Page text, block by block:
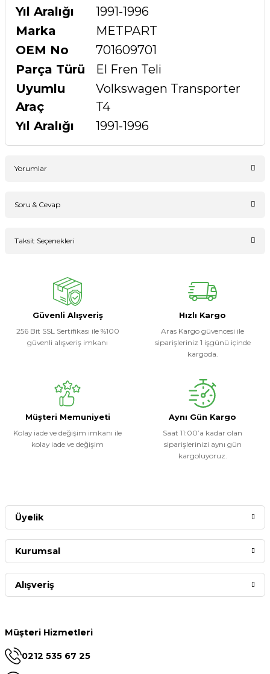
Yıl Aralığı
1991-1996
Marka
METPART
OEM No
701609701
Parça Türü
El Fren Teli
Uyumlu
Araç
Volkswagen Transporter
T4
Yıl Aralığı
1991-1996
Yorumlar
Soru & Cevap
Taksit Seçenekleri
Güvenli Alışveriş
256 Bit SSL Sertifikası ile %100
güvenli alışveriş imkanı
Hızlı Kargo
Aras Kargo güvencesi ile
siparişleriniz 1 işgünü içinde
kargoda.
Müşteri Memuniyeti
Kolay iade ve değişim imkanı ile
kolay iade ve değişim
Aynı Gün Kargo
Saat 11:00’a kadar olan
siparişlerinizi aynı gün
kargoluyoruz.
Müşteri Hizmetleri
0212 535 67 25
Üyelik
Kurumsal
Alışveriş